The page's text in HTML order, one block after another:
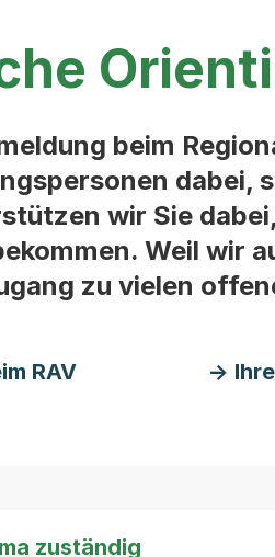
beim
dabei,
wir Sie
Weil wir
zu vielen
RAV
zuständig